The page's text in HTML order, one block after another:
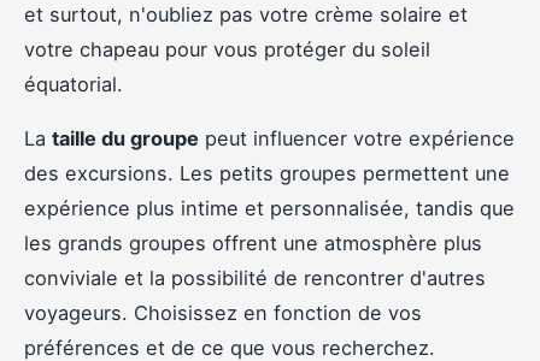
et surtout, n'oubliez pas votre crème solaire et
votre chapeau pour vous protéger du soleil
équatorial.
La taille du groupe peut influencer votre expérience
des excursions. Les petits groupes permettent une
expérience plus intime et personnalisée, tandis que
les grands groupes offrent une atmosphère plus
conviviale et la possibilité de rencontrer d'autres
voyageurs. Choisissez en fonction de vos
préférences et de ce que vous recherchez.